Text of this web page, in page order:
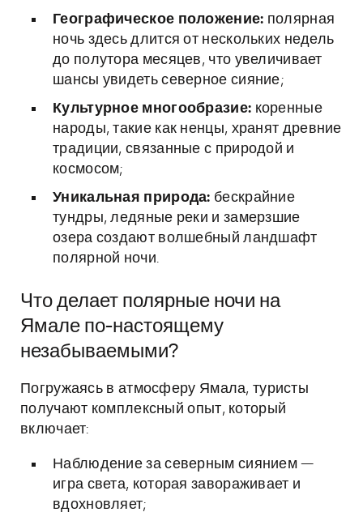
Географическое положение: полярная
ночь здесь длится от нескольких недель
до полутора месяцев, что увеличивает
шансы увидеть северное сияние;
Культурное многообразие: коренные
народы, такие как ненцы, хранят древние
традиции, связанные с природой и
космосом;
Уникальная природа: бескрайние
тундры, ледяные реки и замерзшие
озера создают волшебный ландшафт
полярной ночи.
Что делает полярные ночи на
Ямале по-настоящему
незабываемыми?
Погружаясь в атмосферу Ямала, туристы
получают комплексный опыт, который
включает:
Наблюдение за северным сиянием —
игра света, которая завораживает и
вдохновляет;